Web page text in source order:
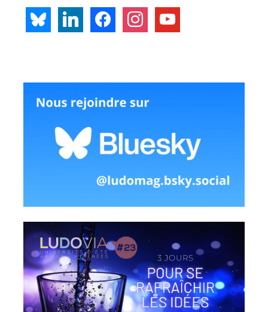
bluesky linkedin facebook instagramyoutube